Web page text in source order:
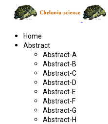
Home
Abstract
Abstract-A
Abstract-B
Abstract-C
Abstract-D
Abstract-E
Abstract-F
Abstract-G
Abstract-H